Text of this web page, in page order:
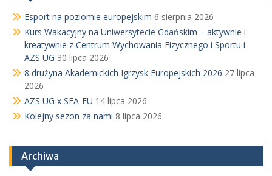
Esport na poziomie europejskim 6 sierpnia 2026
Kurs Wakacyjny na Uniwersytecie Gdańskim – aktywnie i
kreatywnie z Centrum Wychowania Fizycznego i Sportu i
AZS UG 30 lipca 2026
8 drużyna Akademickich Igrzysk Europejskich 2026 27 lipca
2026
AZS UG x SEA-EU 14 lipca 2026
Kolejny sezon za nami 8 lipca 2026
Archiwa